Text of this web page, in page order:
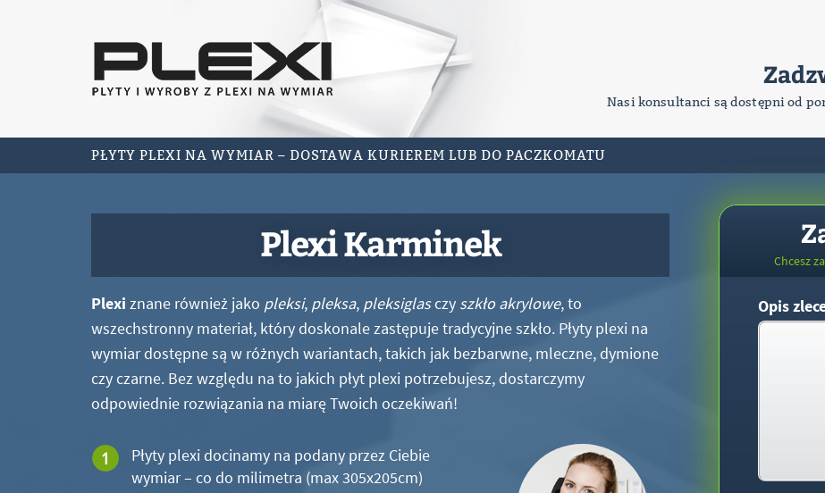
Nasi konsultanci są dostępni od
PŁYTY PLEXI NA WYMIAR – DOSTAWA KURIEREM LUB DO PACZKOMATU
Plexi Karminek
Plexi znane również jako pleksi, pleksa, pleksiglasczy szkło akrylowe, to
wszechstronny materiał, który doskonale zastępuje tradycyjne szkło. Płyty plexi na
wymiar dostępne są w różnych wariantach, takich jak bezbarwne, mleczne, dymione
czy czarne. Bez względu na to jakich płyt plexi potrzebujesz, dostarczymy
odpowiednie rozwiązania na miarę Twoich oczekiwań!
Płyty plexi docinamy na podany przez Ciebie
wymiar – co do milimetra (max 305x205cm)
Chcesz
Opis